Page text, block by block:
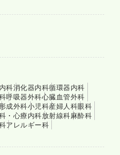
科消化器内科循環器内科
呼吸器外科心臓血管外科
成外科小児科産婦人科眼科
・心療内科放射線科麻酔科
アレルギー科